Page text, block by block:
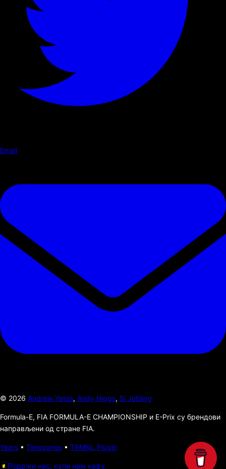
Email
© 2026 Andrew Yates, Andy Higgs, Si Jobling
Formula-E, FIA FORMULA-E CHAMPIONSHIP и E-Prix су брендови
направљени од стране FIA.
Years • Timezones • TRMNL Plugin
Подржи нас, купи нам кафу.